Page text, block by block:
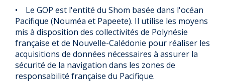
• Le GOP est l'entité du Shom basée dans l'océan
Pacifique (Nouméa et Papeete). Il utilise les moyens
mis à disposition des collectivités de Polynésie
française et de Nouvelle-Calédonie pour réaliser les
acquisitions de données nécessaires à assurer la
sécurité de la navigation dans les zones de
responsabilité française du Pacifique.